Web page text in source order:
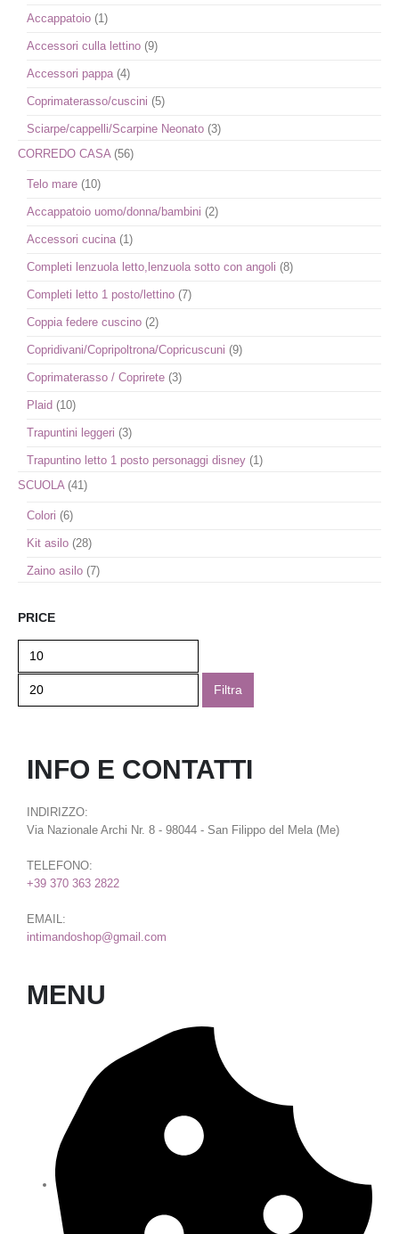
Accappatoio (1)
Accessori culla lettino (9)
Accessori pappa (4)
Coprimaterasso/cuscini (5)
Sciarpe/cappelli/Scarpine Neonato (3)
CORREDO CASA (56)
Telo mare (10)
Accappatoio uomo/donna/bambini (2)
Accessori cucina (1)
Completi lenzuola letto,lenzuola sotto con angoli (8)
Completi letto 1 posto/lettino (7)
Coppia federe cuscino (2)
Copridivani/Copripoltrona/Copricuscuni (9)
Coprimaterasso / Coprirete (3)
Plaid (10)
Trapuntini leggeri (3)
Trapuntino letto 1 posto personaggi disney (1)
SCUOLA (41)
Colori (6)
Kit asilo (28)
Zaino asilo (7)
PRICE
Filtra
INFO E CONTATTI
INDIRIZZO:
Via Nazionale Archi Nr. 8 - 98044 - San Filippo del Mela (Me)
TELEFONO:
+39 370 363 2822
EMAIL:
intimandoshop@gmail.com
MENU